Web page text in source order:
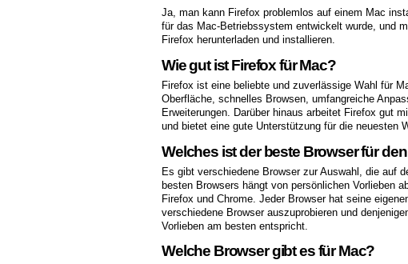
Ja, man kann Firefox problemlos auf einem Mac
für das Mac-Betriebssystem entwickelt wurde, und
Firefox herunterladen und installieren.
Wie gut ist Firefox für Mac?
Firefox ist eine beliebte und zuverlässige Wahl für
Oberfläche, schnelles Browsen, umfangreiche
Erweiterungen. Darüber hinaus arbeitet Firefox gut
und bietet eine gute Unterstützung für die neuesten
Welches ist der beste Browser für
Es gibt verschiedene Browser zur Auswahl, die auf
besten Browsers hängt von persönlichen Vorlieben
Firefox und Chrome. Jeder Browser hat seine
verschiedene Browser auszuprobieren und
Vorlieben am besten entspricht.
Welche Browser gibt es für Mac?